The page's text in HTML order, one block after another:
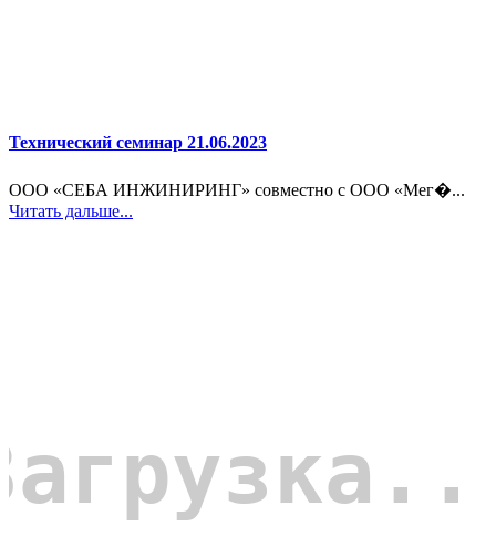
Технический семинар 21.06.2023
ООО «СЕБА ИНЖИНИРИНГ» совместно с ООО «Мег�...
Читать дальше...